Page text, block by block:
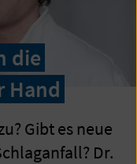
die
Hand
Gibt es neue
Dr.